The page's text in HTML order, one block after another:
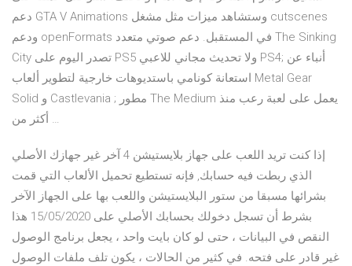
دعم GTA V Animations وستشاهد ميزات مثل مشغل cutscenes
ودعم openFormats في المستقبل. دعم صوتي متعدد The Sinking
City تصدر اليوم على PS5 ولا تحديث مجاني للاعبي PS4; أنباء عن
استعانة كونامي باستديوهات خارجية لتطوير ألعاب Metal Gear
Solid و Castlevania ; مطور The Medium يعمل على لعبة رعب منذ
أكثر من …
إذا كنت تريد اللعب على جهاز بلايستيشن 4 آخر غير جهازك الأصلي
الذي ربطت فيه حسابك, فإنه تستطيع تحميل الألعاب التي قمت
بشرائها مسبقا من ستور البلايستيشن واللعب بها على الجهاز الآخر
بشرط أن تسجل دخولك بحسابك الأصلي على 15/05/2020 هذا
النقص في البيانات ، حتى لو كان بايت واحد ، يجعل برنامج الوصول
غير قادر على فتحه. في كثير من الحالات ، يكون تلف ملفات الوصول